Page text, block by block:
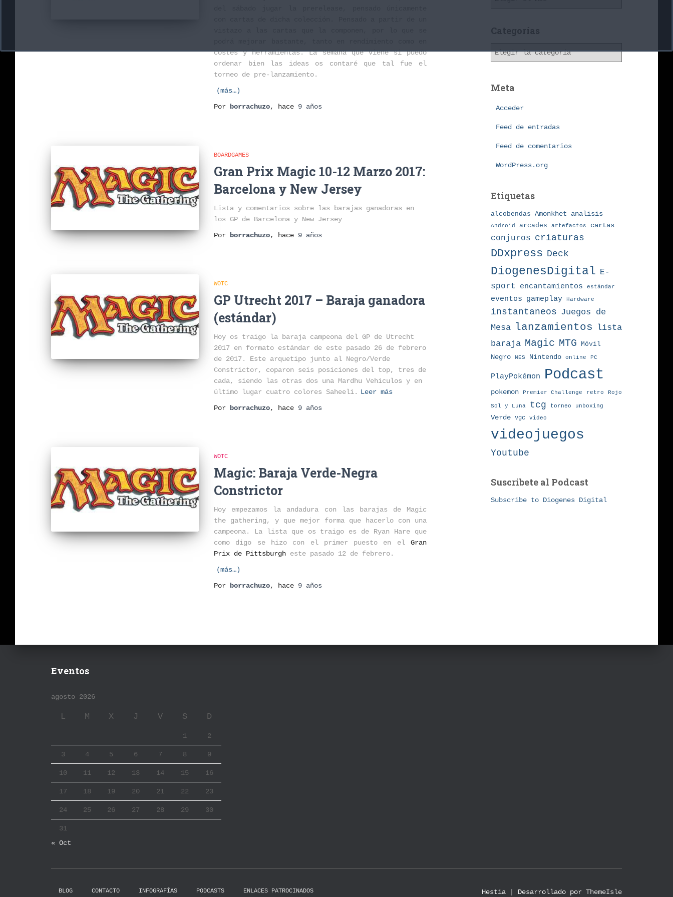
costes y herramientas. La semana que viene si puedo
ordenar bien las ideas os contaré que tal fue el
torneo de pre-lanzamiento.
(más…)
Por
borrachuzo, hace 9 años
BOARDGAMES
Gran Prix Magic 10-12 Marzo 2017:
Barcelona y New Jersey
Lista y comentarios sobre las barajas ganadoras en
los GP de Barcelona y New Jersey
Por
borrachuzo, hace 9 años
WOTC
GP Utrecht 2017 – Baraja ganadora
(estándar)
Hoy os traigo la baraja campeona del GP de Utrecht
2017 en formato estándar de este pasado 26 de febrero
de 2017. Este arquetipo junto al Negro/Verde
Constrictor, coparon seis posiciones del top, tres de
cada, siendo las otras dos una Mardhu Vehiculos y en
último lugar cuatro colores Saheeli. Leer más
Por
borrachuzo, hace 9 años
WOTC
Magic: Baraja Verde-Negra
Constrictor
Hoy empezamos la andadura con las barajas de Magic
the gathering, y que mejor forma que hacerlo con una
campeona. La lista que os traigo es de Ryan Hare que
como digo se hizo con el primer puesto en el Gran
Prix de Pittsburgh este pasado 12 de febrero.
(más…)
Por
borrachuzo, hace 9 años
h
v
o
Categorías
g
Meta
Acceder
Feed de entradas
Feed de comentarios
WordPress.org
Etiquetas
alcobendas Amonkhet analisis
Android arcades artefactos cartas
conjuros criaturas
DDxpress Deck
DiogenesDigital E-
sport
encantamientos estándar
eventos gameplay Hardware
instantaneos Juegos de
Mesa
lanzamientos
lista
baraja Magic MTG Móvil
Negro
NES Nintendo online PC
PlayPokémon Podcast
pokemon Premier Challenge retro Rojo
Sol y Luna tcg torneo unboxing
Verde vgc video
videojuegos
Youtube
Suscribete al Podcast
Subscribe to Diogenes Digital
Eventos
agosto 2026
L M X J V S D
1 2
3 4 5 6 7 8 9
10 11 12 13 14 15 16
17 18 19 20 21 22 23
24 25 26 27 28 29 30
31
« Oct
BLOG CONTACTO INFOGRAFÍAS PODCASTS ENLACES PATROCINADOS Hestia | Desarrollado por ThemeIsle